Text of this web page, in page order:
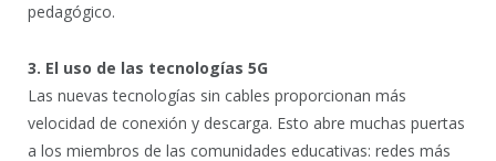
pedagógico.
3. El uso de las tecnologías 5G
Las nuevas tecnologías sin cables proporcionan más
velocidad de conexión y descarga. Esto abre muchas puertas
a los miembros de las comunidades educativas: redes más